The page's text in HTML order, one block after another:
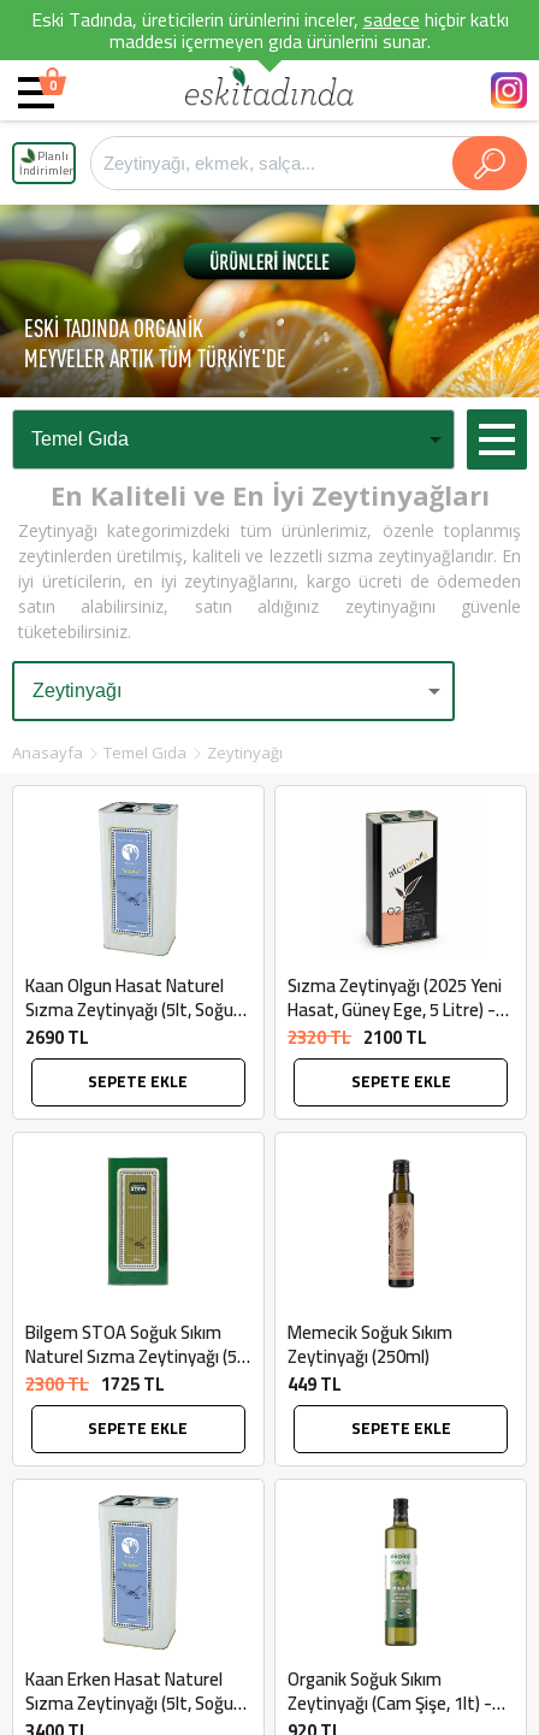
Eski Tadında, üreticilerin ürünlerini inceler,sadecehiçbir katkı
maddesi içermeyen gıda ürünlerini sunar.
0
Planlı
İndirimler
ESKİ TADINDA ORGANİK
MEYVELER ARTIK TÜM TÜRKİYE'DE
En Kaliteli ve En İyi Zeytinyağları
Zeytinyağı kategorimizdeki tüm ürünlerimiz, özenle toplanmış
zeytinlerden üretilmiş, kaliteli ve lezzetli sızma zeytinyağlarıdır. En
iyi üreticilerin, en iyi zeytinyağlarını, kargo ücreti de ödemeden
satın alabilirsiniz, satın aldığınız zeytinyağını güvenle
tüketebilirsiniz.
Anasayfa Temel Gıda Zeytinyağı
Kaan Olgun Hasat Naturel
Sızma Zeytinyağı (5lt, Soğuk
Sıkım) - Bilgem Zeytincilik
2690 TL
SEPETE EKLE
Sızma Zeytinyağı (2025 Yeni
Hasat, Güney Ege, 5 Litre) -
AtcaNova
2320 TL 2100 TL
SEPETE EKLE
Bilgem STOA Soğuk Sıkım
Naturel Sızma Zeytinyağı (5
Litre) - Stoa
2300 TL 1725 TL
SEPETE EKLE
Memecik Soğuk Sıkım
Zeytinyağı (250ml)
449 TL
SEPETE EKLE
Kaan Erken Hasat Naturel
Sızma Zeytinyağı (5lt, Soğuk
Sıkım) - Bilgem Zeytincilik
Organik Soğuk Sıkım
Zeytinyağı (Cam Şişe, 1lt) -
Ekoloji Market